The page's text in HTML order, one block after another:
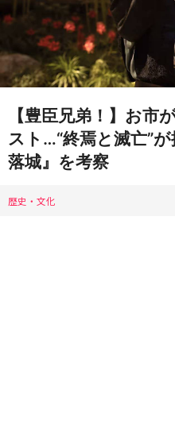
【豊臣兄弟！】お市
スト…“終焉と滅亡”
落城』を考察
歴史・文化